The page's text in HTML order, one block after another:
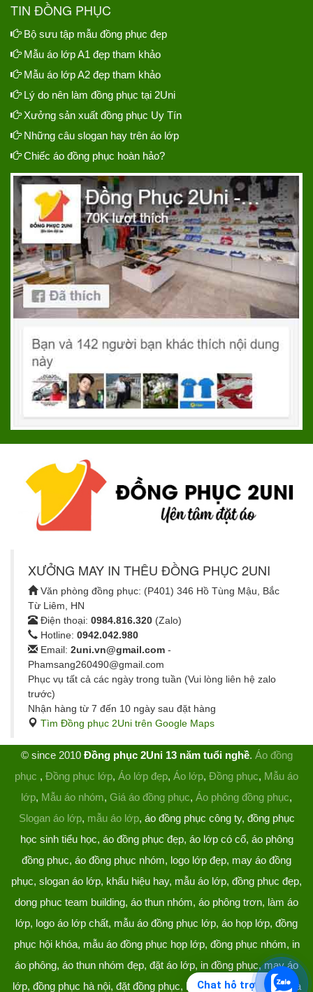
TIN ĐỒNG PHỤC
Bộ sưu tập mẫu đồng phục đẹp
Mẫu áo lớp A1 đẹp tham khảo
Mẫu áo lớp A2 đẹp tham khảo
Lý do nên làm đồng phục tại 2Uni
Xưởng sản xuất đồng phục Uy Tín
Những câu slogan hay trên áo lớp
Chiếc áo đồng phục hoàn hảo?
Chat hỗ trợ
XƯỞNG MAY IN THÊU ĐỒNG PHỤC 2UNI
Văn phòng đồng phục: (P401) 346 Hồ Tùng Mậu, Bắc
Từ Liêm, HN
Điện thoại: 0984.816.320 (Zalo)
Hotline: 0942.042.980
Email: 2uni.vn@gmail.com -
Phamsang260490@gmail.com
Phục vụ tất cả các ngày trong tuần (Vui lòng liên hệ zalo
trước)
Nhận hàng từ 7 đến 10 ngày sau đặt hàng
Tìm Đồng phục 2Uni trên Google Maps
© since 2010 Đồng phục 2Uni 13 năm tuổi nghề. Áo đồng
phục , Đồng phục lớp, Áo lớp đẹp, Áo lớp, Đồng phục, Mẫu áo
lớp, Mẫu áo nhóm, Giá áo đồng phục, Áo phông đồng phục,
Slogan áo lớp, mẫu áo lớp, áo đồng phục công ty, đồng phục
học sinh tiểu học, áo đồng phục đẹp, áo lớp có cổ, áo phông
đồng phục, áo đồng phục nhóm, logo lớp đẹp, may áo đồng
phục, slogan áo lớp, khẩu hiệu hay, mẫu áo lớp, đồng phục đẹp,
dong phuc team building, áo thun nhóm, áo phông trơn, làm áo
lớp, logo áo lớp chất, mẫu áo đồng phục lớp, áo họp lớp, đồng
phục hội khóa, mẫu áo đồng phục họp lớp, đồng phục nhóm, in
áo phông, áo thun nhóm đẹp, đặt áo lớp, in đồng phục, may áo
lớp, đồng phục hà nội, đặt đồng phục, làm đồng phục, áo lớp hà